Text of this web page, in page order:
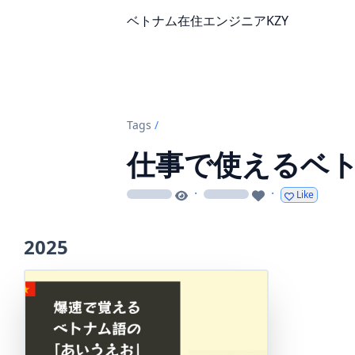
ベトナム在住エンジニアKZY
Tags /
仕事で使えるベ
loading · loading · Like
2025